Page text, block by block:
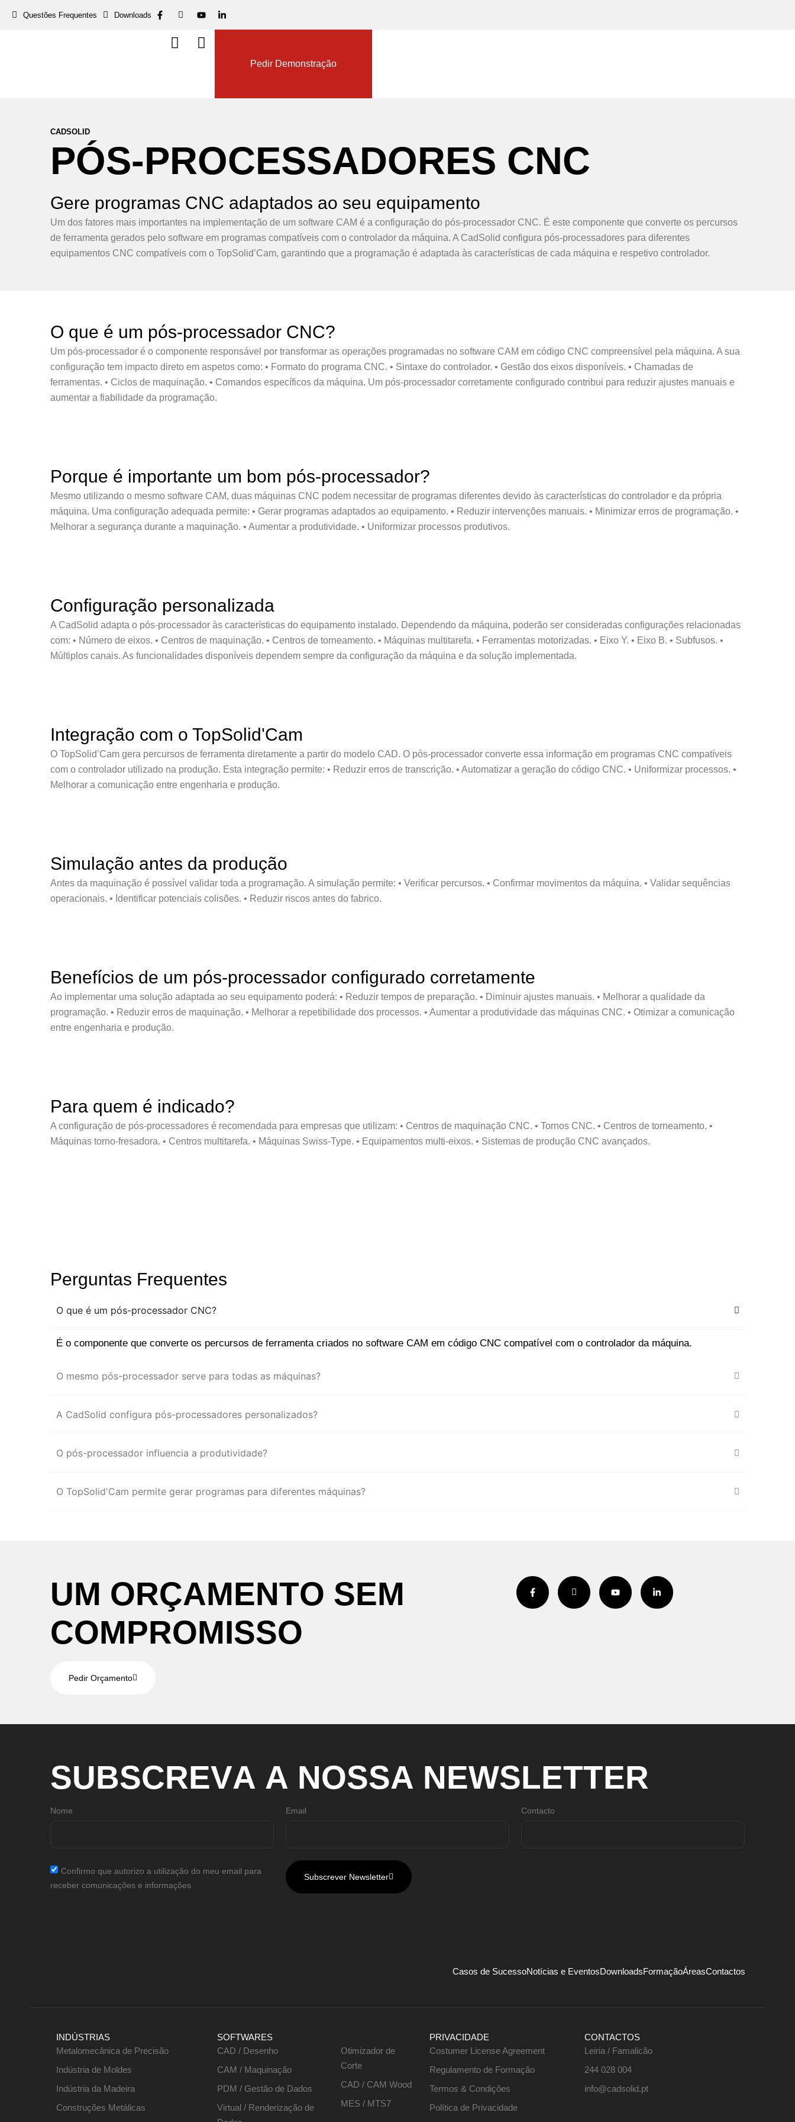
Questões Frequentes Downloads
Pedir Demonstração
CADSOLID
PÓS-PROCESSADORES CNC
Gere programas CNC adaptados ao seu equipamento
Um dos fatores mais importantes na implementação de um software CAM é a configuração do pós-processador CNC. É este componente que converte os percursos
de ferramenta gerados pelo software em programas compatíveis com o controlador da máquina. A CadSolid configura pós-processadores para diferentes
equipamentos CNC compatíveis com o TopSolid’Cam, garantindo que a programação é adaptada às características de cada máquina e respetivo controlador.
O que é um pós-processador CNC?
Um pós-processador é o componente responsável por transformar as operações programadas no software CAM em código CNC compreensível pela máquina. A sua
configuração tem impacto direto em aspetos como: • Formato do programa CNC. • Sintaxe do controlador. • Gestão dos eixos disponíveis. • Chamadas de
ferramentas. • Ciclos de maquinação. • Comandos específicos da máquina. Um pós-processador corretamente configurado contribui para reduzir ajustes manuais e
aumentar a fiabilidade da programação.
Porque é importante um bom pós-processador?
Mesmo utilizando o mesmo software CAM, duas máquinas CNC podem necessitar de programas diferentes devido às características do controlador e da própria
máquina. Uma configuração adequada permite: • Gerar programas adaptados ao equipamento. • Reduzir intervenções manuais. • Minimizar erros de programação. •
Melhorar a segurança durante a maquinação. • Aumentar a produtividade. • Uniformizar processos produtivos.
Configuração personalizada
A CadSolid adapta o pós-processador às características do equipamento instalado. Dependendo da máquina, poderão ser consideradas configurações relacionadas
com: • Número de eixos. • Centros de maquinação. • Centros de torneamento. • Máquinas multitarefa. • Ferramentas motorizadas. • Eixo Y. • Eixo B. • Subfusos. •
Múltiplos canais. As funcionalidades disponíveis dependem sempre da configuração da máquina e da solução implementada.
Integração com o TopSolid'Cam
O TopSolid’Cam gera percursos de ferramenta diretamente a partir do modelo CAD. O pós-processador converte essa informação em programas CNC compatíveis
com o controlador utilizado na produção. Esta integração permite: • Reduzir erros de transcrição. • Automatizar a geração do código CNC. • Uniformizar processos. •
Melhorar a comunicação entre engenharia e produção.
Simulação antes da produção
Antes da maquinação é possível validar toda a programação. A simulação permite: • Verificar percursos. • Confirmar movimentos da máquina. • Validar sequências
operacionais. • Identificar potenciais colisões. • Reduzir riscos antes do fabrico.
Benefícios de um pós-processador configurado corretamente
Ao implementar uma solução adaptada ao seu equipamento poderá: • Reduzir tempos de preparação. • Diminuir ajustes manuais. • Melhorar a qualidade da
programação. • Reduzir erros de maquinação. • Melhorar a repetibilidade dos processos. • Aumentar a produtividade das máquinas CNC. • Otimizar a comunicação
entre engenharia e produção.
Para quem é indicado?
A configuração de pós-processadores é recomendada para empresas que utilizam: • Centros de maquinação CNC. • Tornos CNC. • Centros de torneamento. •
Máquinas torno-fresadora. • Centros multitarefa. • Máquinas Swiss-Type. • Equipamentos multi-eixos. • Sistemas de produção CNC avançados.
Perguntas Frequentes
O que é um pós-processador CNC?
É o componente que converte os percursos de ferramenta criados no software CAM em código CNC compatível com o controlador da máquina.
O mesmo pós-processador serve para todas as máquinas?
A CadSolid configura pós-processadores personalizados?
O pós-processador influencia a produtividade?
O TopSolid'Cam permite gerar programas para diferentes máquinas?
UM ORÇAMENTO SEM
COMPROMISSO
Pedir Orçamento
SUBSCREVA A NOSSA NEWSLETTER
Nome Email Contacto
Confirmo que autorizo a utilização do meu email para
receber comunicações e informações
Subscrever Newsletter
Casos de SucessoNotícias e EventosDownloadsFormaçãoÁreasContactos
INDÚSTRIAS
Metalomecânica de Precisão
Indústria de Moldes
Indústria da Madeira
Construções Metálicas
SOFTWARES
CAD / Desenho
CAM / Maquinação
PDM / Gestão de Dados
Virtual / Renderização de
Otimizador de
Corte
CAD / CAM Wood
MES / MTS7
PRIVACIDADE
Costumer License Agreement
Regulamento de Formação
Termos & Condições
Política de Privacidade
CONTACTOS
Leiria / Famalicão
244 028 004
info@cadsolid.pt